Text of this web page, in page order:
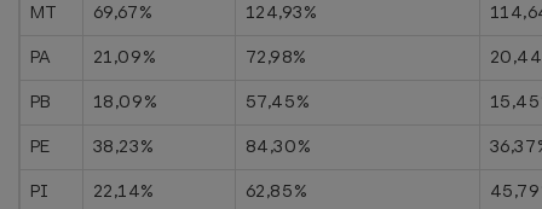
MT
69,67% 124,93%
PA
21,09% 72,98%
PB
18,09% 57,45%
PE
38,23% 84,30%
PI
22,14% 62,85%